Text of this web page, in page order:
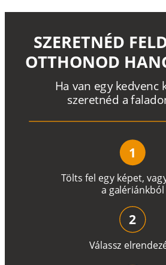
Tölts fel egy képet, vag
a galériánkból
Ha van egy kedvenc
szeretnéd a falado
SZERETNÉD
OTTHONOD
1
Válassz elrendez
2